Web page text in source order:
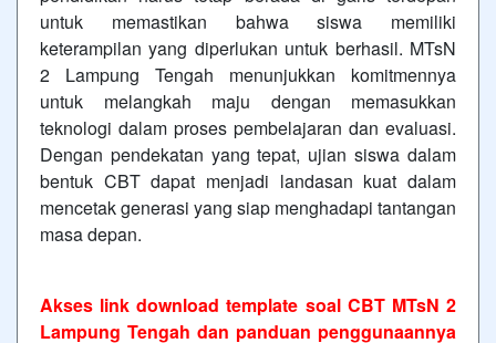
untuk memastikan bahwa siswa memiliki
keterampilan yang diperlukan untuk berhasil. MTsN
2 Lampung Tengah menunjukkan komitmennya
untuk melangkah maju dengan memasukkan
teknologi dalam proses pembelajaran dan evaluasi.
Dengan pendekatan yang tepat, ujian siswa dalam
bentuk CBT dapat menjadi landasan kuat dalam
mencetak generasi yang siap menghadapi tantangan
masa depan.
Akses link download template soal CBT MTsN 2
Lampung Tengah dan panduan penggunaannya